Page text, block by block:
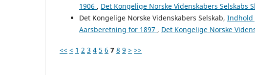
1906 , Det Kongelige Norske Videnskabers Selskabs
Det Kongelige Norske Videnskabers Selskab, Indhold
Aarsberetning for 1897 , Det Kongelige Norske
<< < 1 2 3 4 5 6 7 8 9 > >>